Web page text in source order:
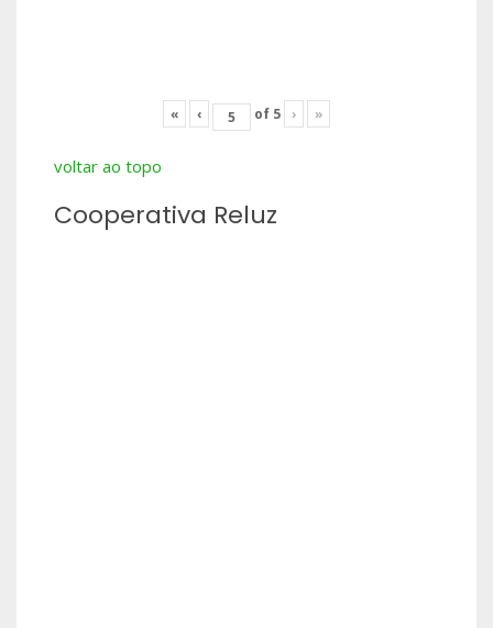
« ‹ of 5 › »
voltar ao topo
Cooperativa Reluz